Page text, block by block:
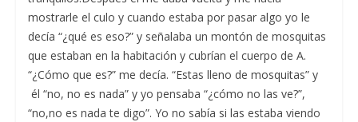
mostrarle el culo y cuando estaba por pasar algo yo le
decía “¿qué es eso?” y señalaba un montón de mosquitas
que estaban en la habitación y cubrían el cuerpo de A.
“¿Cómo que es?” me decía. “Estas lleno de mosquitas” y
él “no, no es nada” y yo pensaba “¿cómo no las ve?”,
“no,no es nada te digo”. Yo no sabía si las estaba viendo